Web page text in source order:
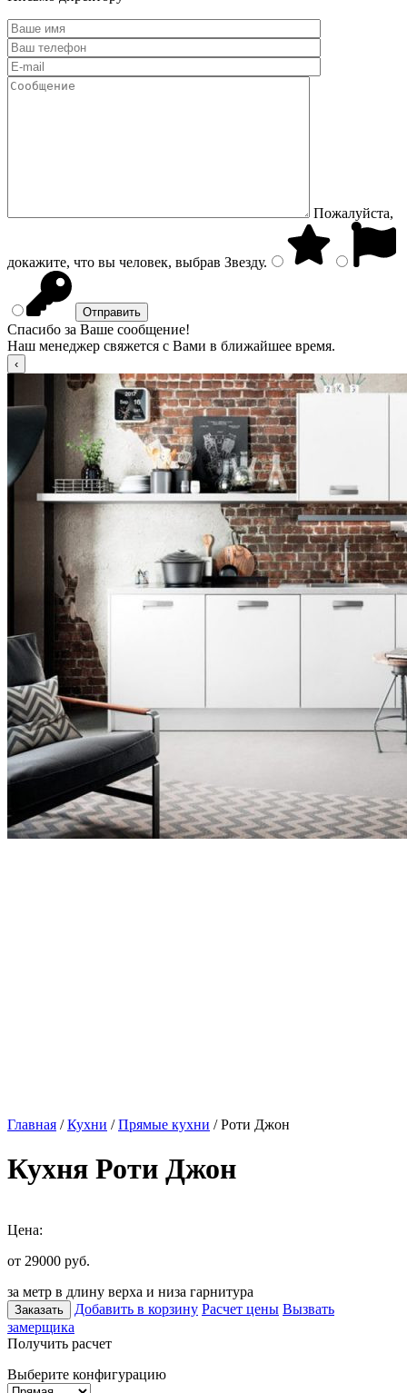
Пожалуйста,
докажите, что вы человек, выбрав Звезду.
Спасибо за Ваше сообщение!
Наш менеджер свяжется с Вами в ближайшее время.
Главная /Кухни /Прямые кухни / Роти Джон
Кухня Роти Джон
Цена:
от 29000 руб.
за метр в длину верха и низа гарнитура
Заказать Добавить в корзину Расчет цены Вызвать
замерщика
Получить расчет
Выберите конфигурацию